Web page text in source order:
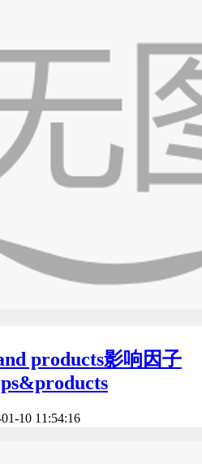
products影响因子
10 11:54:16